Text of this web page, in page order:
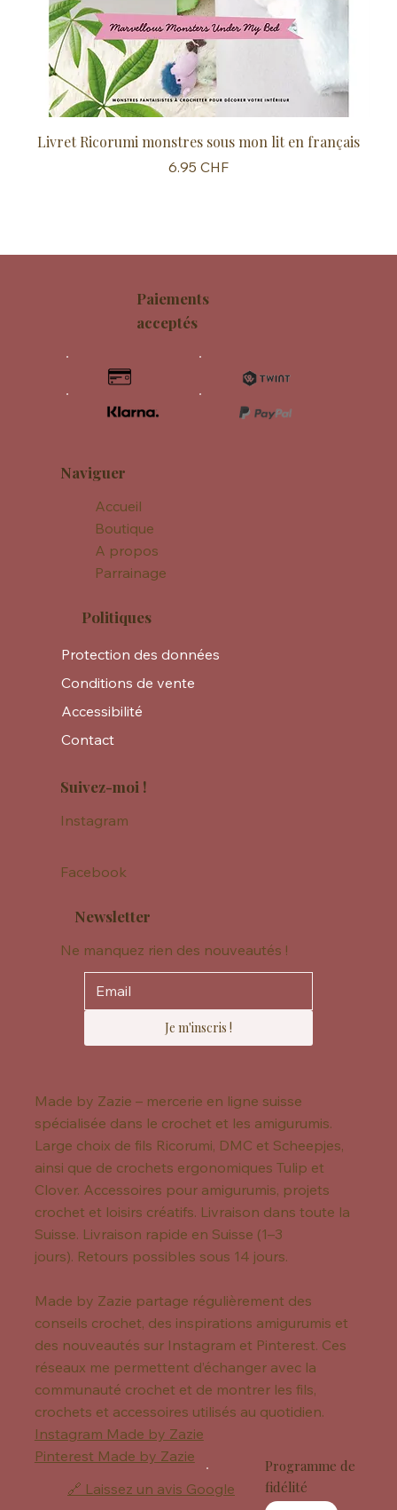
Livret Ricorumi monstres sous mon lit en français
Prix
6.95 CHF
Naviguer
Accueil
Boutique
A propos
Parrainage
Politiques
Protection des données
Conditions de vente
Accessibilité
Contact
Suivez-moi !
Instagram
Facebook
Newsletter
Ne manquez rien des nouveautés !
Je m'inscris !
Made by Zazie – mercerie en ligne suisse
spécialisée dans le crochet et les amigurumis.
Large choix de fils Ricorumi, DMC et Scheepjes,
ainsi que de crochets ergonomiques Tulip et
Clover. Accessoires pour amigurumis, projets
crochet et loisirs créatifs. Livraison dans toute la
Suisse. Livraison rapide en Suisse (1–3
jours). Retours possibles sous 14 jours.
Made by Zazie partage régulièrement des
conseils crochet, des inspirations amigurumis et
des nouveautés sur Instagram et Pinterest. Ces
réseaux me permettent d’échanger avec la
communauté crochet et de montrer les fils,
crochets et accessoires utilisés au quotidien.
Instagram Made by Zazie
Pinterest Made by Zazie
🔗 Laissez un avis Google
Paiements
acceptés
Programme de
fidélité